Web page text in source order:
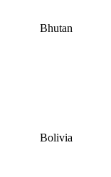
Bhutan
Bolivia